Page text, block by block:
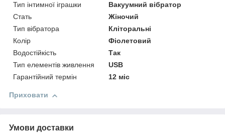
Тип інтимної іграшки
Вакуумний вібратор
Стать
Жіночий
Тип вібратора
Кліторальні
Колір
Фіолетовий
Водостійкість
Так
Тип елементів живлення
USB
Гарантійний термін
12 міс
Приховати
Умови доставки